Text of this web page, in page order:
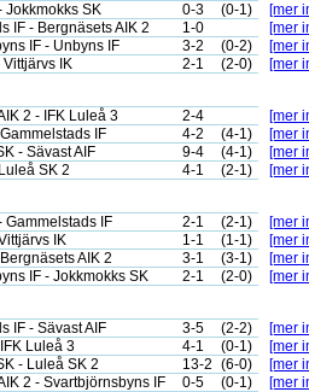
Jokkmokks SK 0-3 (0-1)
[mer
IF - Bergnäsets AIK 2 1-0
[mer
IF - Unbyns IF 3-2 (0-2)
[mer
Vittjärvs IK 2-1 (2-0) [mer
2 - IFK Luleå 3 2-4
[mer
IF 4-2 (4-1)
[mer
- Sävast AIF 9-4 (4-1)
[mer
SK 2 4-1 (2-1) [mer
Gammelstads IF 2-1 (2-1)
[mer
IK 1-1 (1-1)
[mer
AIK 2 3-1 (3-1)
[mer
IF - Jokkmokks SK 2-1 (2-0) [mer
IF - Sävast AIF 3-5 (2-2)
[mer
Luleå 3 4-1 (0-1)
[mer
- Luleå SK 2 13-2 (6-0)
[mer
2 - Svartbjörnsbyns IF 0-5 (0-1) [mer